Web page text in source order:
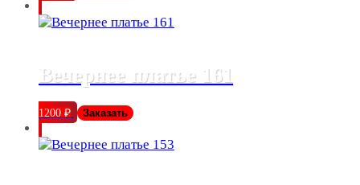
Вечернее платье 161
1200 ₽ Заказать